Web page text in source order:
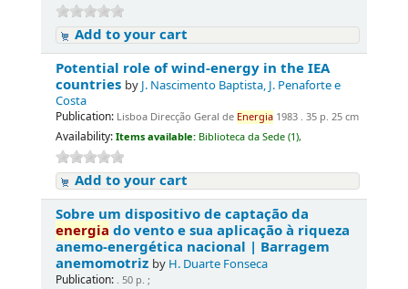
Add to your cart
Potential role of wind-energy in the IEA
countries by J. Nascimento Baptista, J. Penaforte e
Costa
Publication: Lisboa Direcção Geral de Energia 1983 . 35 p. 25 cm
Availability: Items available: Biblioteca da Sede (1),
Add to your cart
Sobre um dispositivo de captação da
energia do vento e sua aplicação à riqueza
anemo-energética nacional | Barragem
anemomotriz by H. Duarte Fonseca
Publication: . 50 p. ;